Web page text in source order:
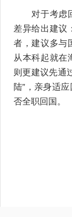
对于考虑回
差异给出建议
者，建议多与
从本科起就在
则更建议先通
陆”，亲身适
否全职回国。